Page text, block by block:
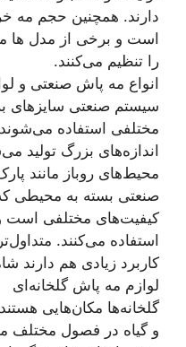
دارند. همچنین حجم مه
است و برخی از مدل‌ ها
را تنظیم می‌کنند.
انواع مه پاش صنعتی و
سیستم صنعتی سایزهای
مختلفی استفاده
اندازه‌های بزرگ تولید
محیط‌های روباز مانند
صنعتی بسته به محیطی که
کیفیت‌های مختلفی است
استفاده می‌کنند.
کاربرد زیادی هم دارند
لوازم مه پاش گلخانه‌ای
گلخانه‌ها مکان‌هایی
و گیاه در فصول